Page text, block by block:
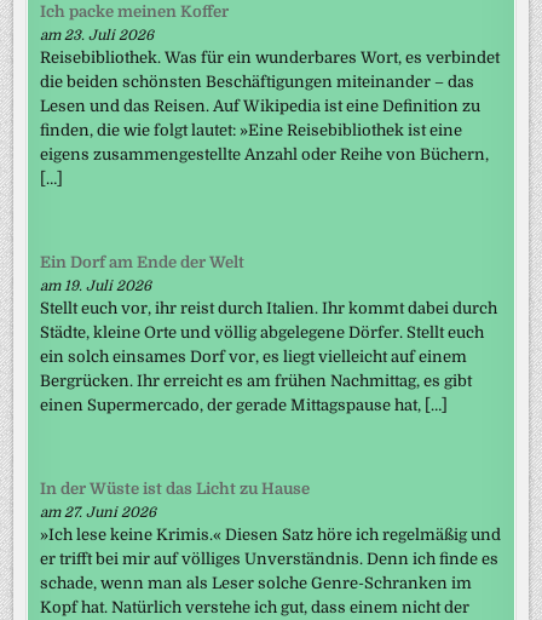
Ich packe meinen Koffer
am 23. Juli 2026
Reisebibliothek. Was für ein wunderbares Wort, es verbindet
die beiden schönsten Beschäftigungen miteinander – das
Lesen und das Reisen. Auf Wikipedia ist eine Definition zu
finden, die wie folgt lautet: »Eine Reisebibliothek ist eine
eigens zusammengestellte Anzahl oder Reihe von Büchern,
[…]
Ein Dorf am Ende der Welt
am 19. Juli 2026
Stellt euch vor, ihr reist durch Italien. Ihr kommt dabei durch
Städte, kleine Orte und völlig abgelegene Dörfer. Stellt euch
ein solch einsames Dorf vor, es liegt vielleicht auf einem
Bergrücken. Ihr erreicht es am frühen Nachmittag, es gibt
einen Supermercado, der gerade Mittagspause hat, […]
In der Wüste ist das Licht zu Hause
am 27. Juni 2026
»Ich lese keine Krimis.« Diesen Satz höre ich regelmäßig und
er trifft bei mir auf völliges Unverständnis. Denn ich finde es
schade, wenn man als Leser solche Genre-Schranken im
Kopf hat. Natürlich verstehe ich gut, dass einem nicht der